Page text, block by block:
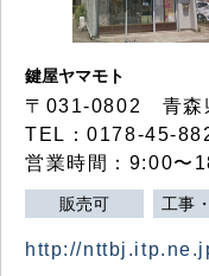
鍵屋ヤマモト
〒031-0802 青森
TEL：0178-45-
営業時間：9:00〜
販売可 工事
http://